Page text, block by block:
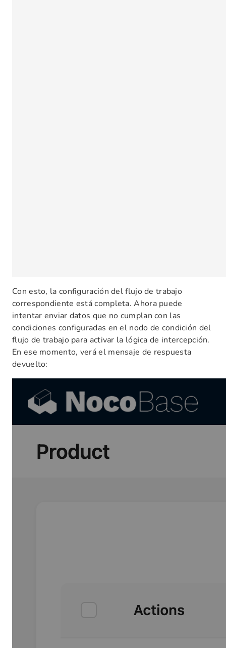
Con esto, la configuración del flujo de trabajo
correspondiente está completa. Ahora puede
intentar enviar datos que no cumplan con las
condiciones configuradas en el nodo de condición del
flujo de trabajo para activar la lógica de intercepción.
En ese momento, verá el mensaje de respuesta
devuelto: